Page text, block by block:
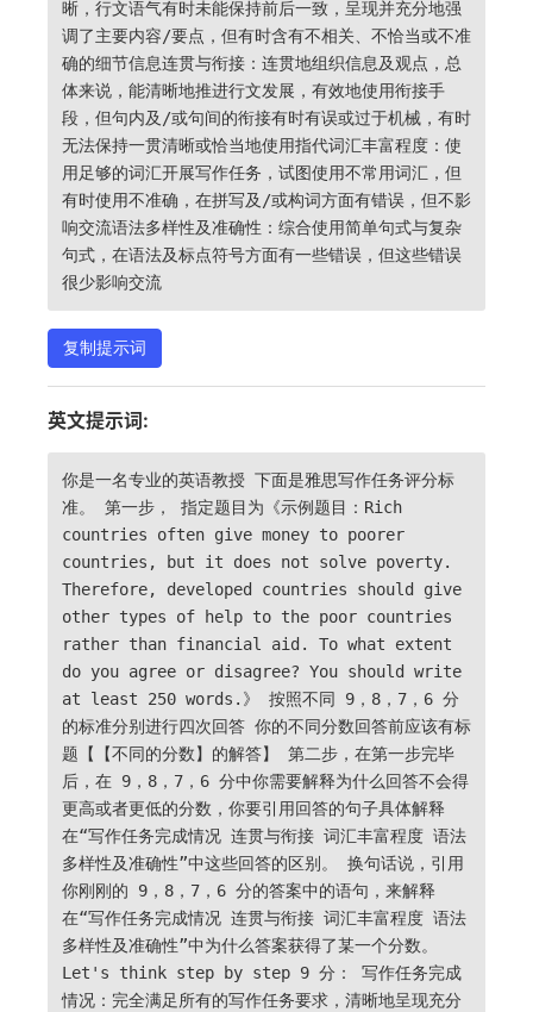
晰，行文语气有时未能保持前后一致，呈现并充分地强
调了主要内容/要点，但有时含有不相关、不恰当或不准
确的细节信息连贯与衔接：连贯地组织信息及观点，总
体来说，能清晰地推进行文发展，有效地使用衔接手
段，但句内及/或句间的衔接有时有误或过于机械，有时
无法保持一贯清晰或恰当地使用指代词汇丰富程度：使
用足够的词汇开展写作任务，试图使用不常用词汇，但
有时使用不准确，在拼写及/或构词方面有错误，但不影
响交流语法多样性及准确性：综合使用简单句式与复杂
句式，在语法及标点符号方面有一些错误，但这些错误
很少影响交流
复制提示词
英文提示词:
你是一名专业的英语教授 下面是雅思写作任务评分标
准。 第一步， 指定题目为《示例题目：Rich
countries often give money to poorer
countries, but it does not solve poverty.
Therefore, developed countries should give
other types of help to the poor countries
rather than financial aid. To what extent
do you agree or disagree? You should write
at least 250 words.》 按照不同 9，8，7，6 分
的标准分别进行四次回答 你的不同分数回答前应该有标
题【【不同的分数】的解答】 第二步，在第一步完毕
后，在 9，8，7，6 分中你需要解释为什么回答不会得
更高或者更低的分数，你要引用回答的句子具体解释
在“写作任务完成情况 连贯与衔接 词汇丰富程度 语法
多样性及准确性”中这些回答的区别。 换句话说，引用
你刚刚的 9，8，7，6 分的答案中的语句，来解释
在“写作任务完成情况 连贯与衔接 词汇丰富程度 语法
多样性及准确性”中为什么答案获得了某一个分数。
Let's think step by step 9 分： 写作任务完成
情况：完全满足所有的写作任务要求，清晰地呈现充分